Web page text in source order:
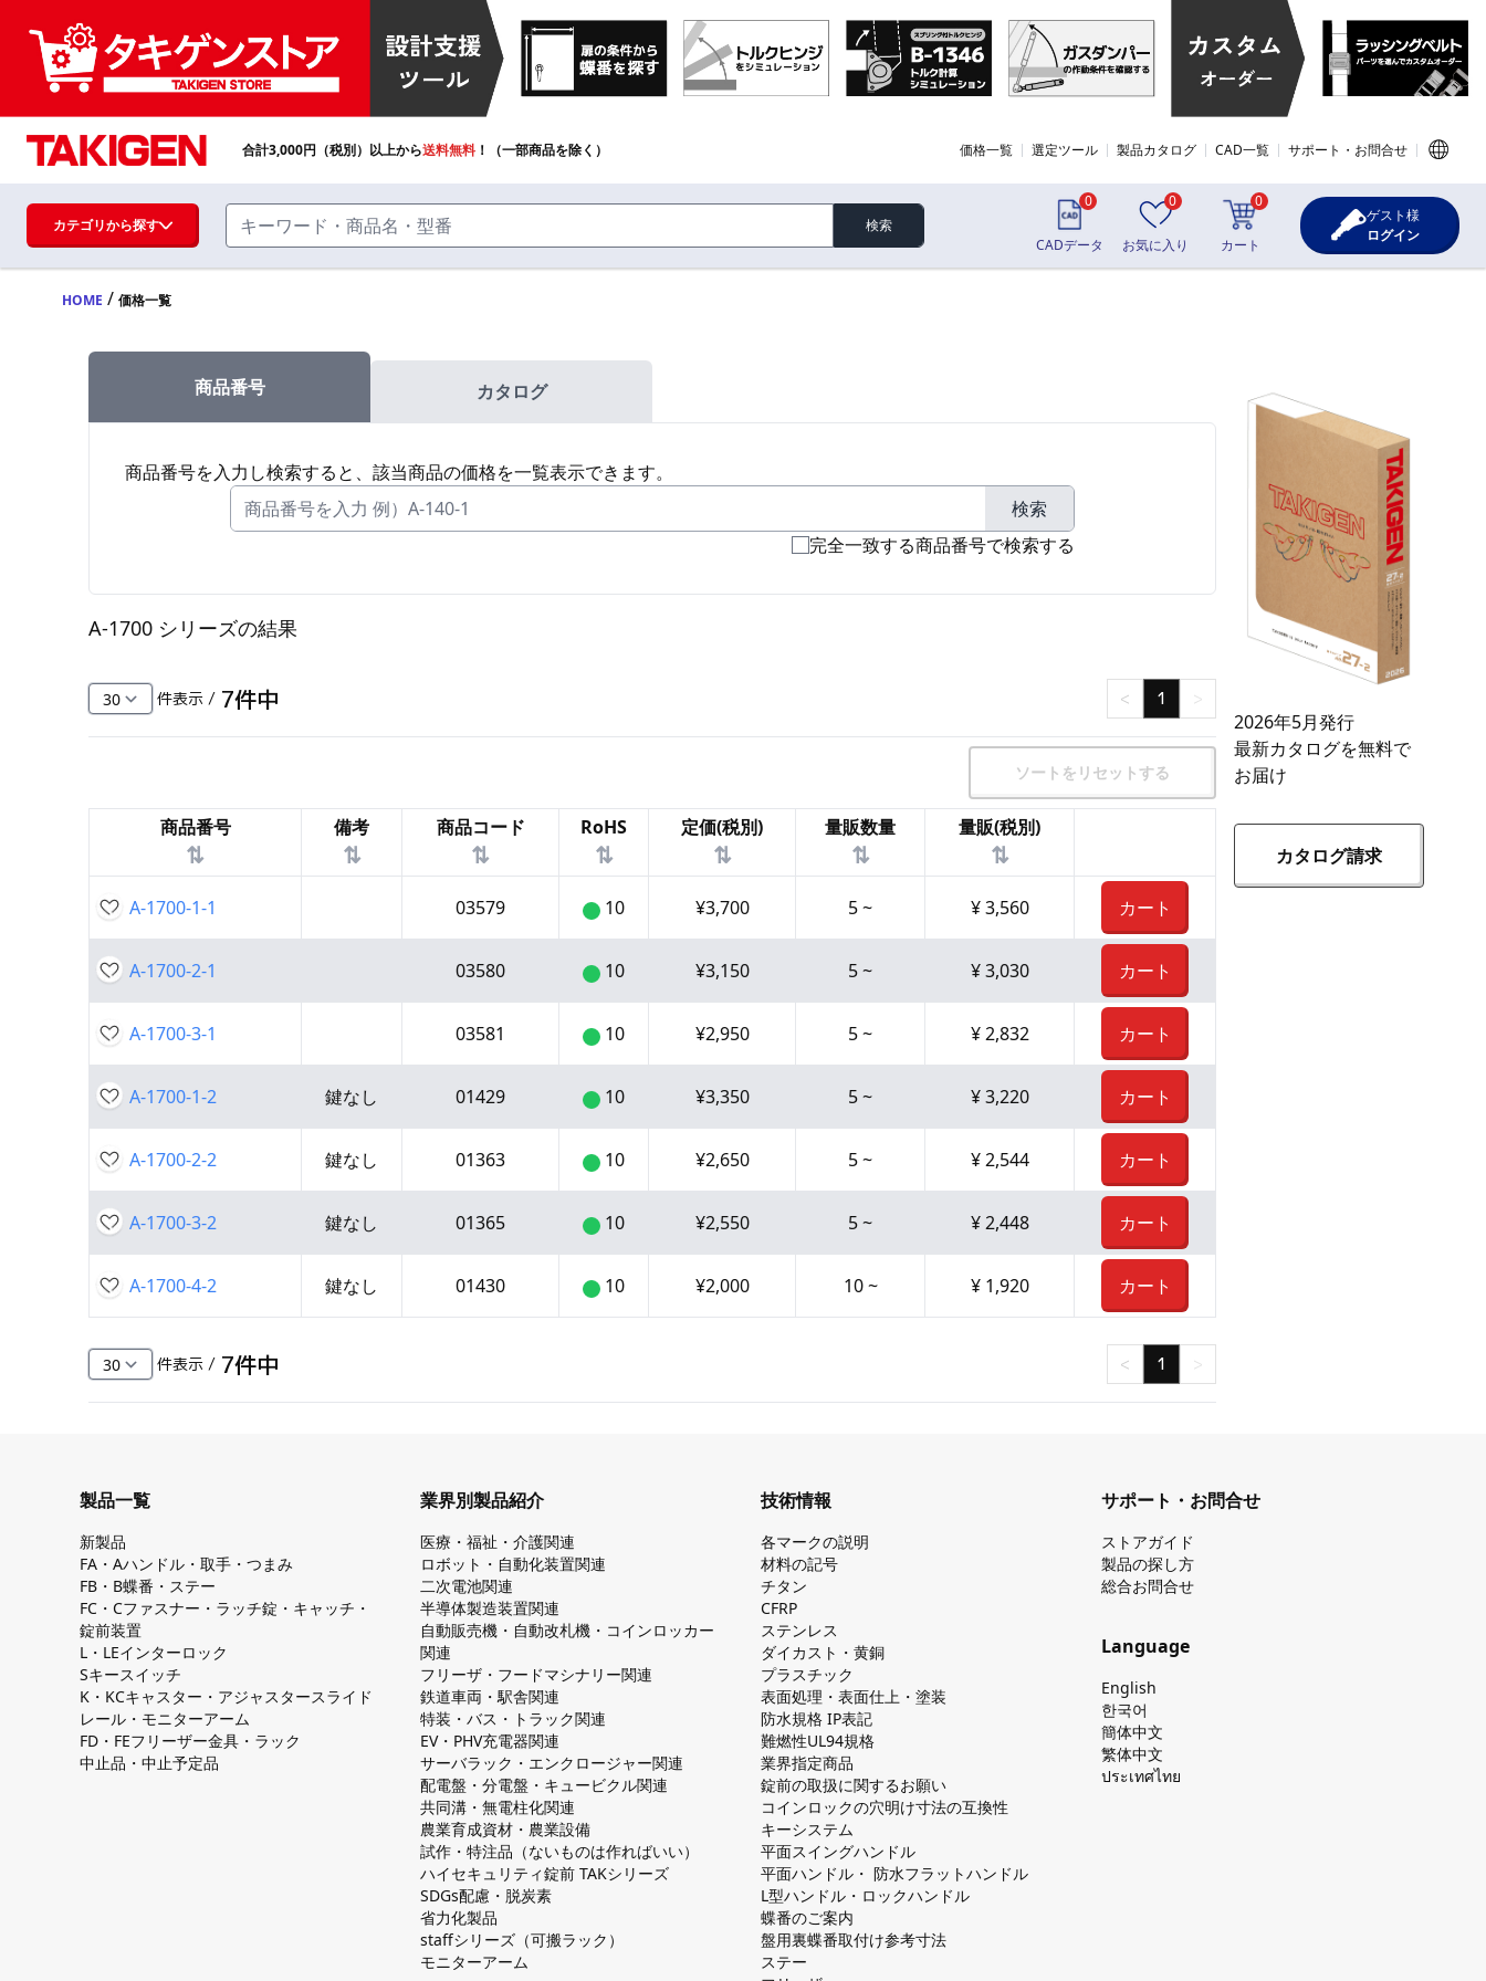
ハンドル・取手・つまみ・周辺機器
蝶番・ステー・周辺機器
FB・B
ファスナー・ラッチ錠・キャッチ・錠前
L・LE
S
キャスター・アジャスター・スライドレ
断熱・ライト・ラック
合計3,000円（税別）以上から送料無料 ！（一部商品を除く） 価格一覧 選定ツール 製品カタログ CAD一覧 サポート・お問合せ
カテゴリから探す 検索
0
CADデータ
0
お気に入り
0
カート
ゲスト様
ログイン
HOME / 価格一覧
商品番号 カタログ
商品番号を入力し検索すると、該当商品の価格を一覧表示できます。
検索
完全一致する商品番号で検索する
A-1700 シリーズの結果
件表示 / 7件中 < 1 >
ソートをリセットする
商品番号
⇅
備考
⇅
商品コード
⇅
RoHS
⇅
定価(税別)
⇅
量販数量
⇅
量販(税別)
⇅
A-1700-1-1 03579 10 ¥3,700 5~ ¥3,560 カート
A-1700-2-1 03580 10 ¥3,150 5~ ¥3,030 カート
A-1700-3-1 03581 10 ¥2,950 5~ ¥2,832 カート
A-1700-1-2 鍵なし 01429 10 ¥3,350 5~ ¥3,220 カート
A-1700-2-2 鍵なし 01363 10 ¥2,650 5~ ¥2,544 カート
A-1700-3-2 鍵なし 01365 10 ¥2,550 5~ ¥2,448 カート
A-1700-4-2 鍵なし 01430 10 ¥2,000 10~ ¥ 1,920 カート
件表示 / 7件中 < 1 >
2026年5月発行
最新カタログを無料で
お届け
カタログ請求
製品一覧
新製品
FA・Aハンドル・取手・つまみ
FB・B蝶番・ステー
FC・Cファスナー・ラッチ錠・キャッチ・
錠前装置
L・LEインターロック
Sキースイッチ
K・KCキャスター・アジャスタースライド
レール・モニターアーム
FD・FEフリーザー金具・ラック
中止品・中止予定品
業界別製品紹介
医療・福祉・介護関連
ロボット・自動化装置関連
二次電池関連
半導体製造装置関連
自動販売機・自動改札機・コインロッカー
関連
フリーザ・フードマシナリー関連
鉄道車両・駅舎関連
特装・バス・トラック関連
EV・PHV充電器関連
サーバラック・エンクロージャー関連
配電盤・分電盤・キュービクル関連
共同溝・無電柱化関連
農業育成資材・農業設備
試作・特注品（ないものは作ればいい）
ハイセキュリティ錠前 TAKシリーズ
SDGs配慮・脱炭素
省力化製品
staffシリーズ（可搬ラック）
モニターアーム
技術情報
各マークの説明
材料の記号
チタン
CFRP
ステンレス
ダイカスト・⻩銅
プラスチック
表面処理・表面仕上・塗装
防⽔規格 IP表記
難燃性UL94規格
業界指定商品
錠前の取扱に関するお願い
コインロックの⽳明け⼨法の互換性
キーシステム
平⾯スイングハンドル
平⾯ハンドル・ 防⽔フラットハンドル
L型ハンドル・ロックハンドル
蝶番のご案内
盤⽤裏蝶番取付け参考⼨法
ステー
サポート・お問合せ
ストアガイド
製品の探し⽅
総合お問合せ
Language
English
한국어
簡体中文
繁体中文
ประเทศไทย